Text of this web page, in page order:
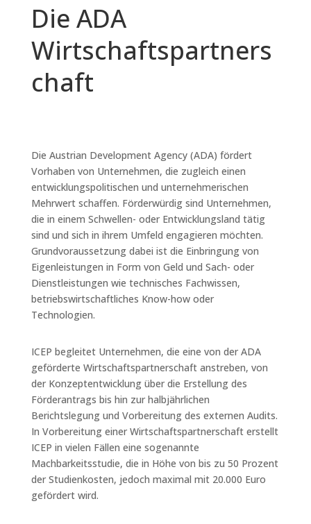
Die ADA
Wirtschaftspartners
chaft
Die Austrian Development Agency (ADA) fördert
Vorhaben von Unternehmen, die zugleich einen
entwicklungspolitischen und unternehmerischen
Mehrwert schaffen. Förderwürdig sind Unternehmen,
die in einem Schwellen- oder Entwicklungsland tätig
sind und sich in ihrem Umfeld engagieren möchten.
Grundvoraussetzung dabei ist die Einbringung von
Eigenleistungen in Form von Geld und Sach- oder
Dienstleistungen wie technisches Fachwissen,
betriebswirtschaftliches Know-how oder
Technologien.
ICEP begleitet Unternehmen, die eine von der ADA
geförderte Wirtschaftspartnerschaft anstreben, von
der Konzeptentwicklung über die Erstellung des
Förderantrags bis hin zur halbjährlichen
Berichtslegung und Vorbereitung des externen Audits.
In Vorbereitung einer Wirtschaftspartnerschaft erstellt
ICEP in vielen Fällen eine sogenannte
Machbarkeitsstudie, die in Höhe von bis zu 50 Prozent
der Studienkosten, jedoch maximal mit 20.000 Euro
gefördert wird.